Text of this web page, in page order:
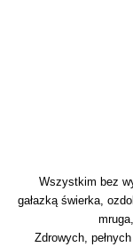
Wszystkim bez
gałazką świerka,
Zdrowych,